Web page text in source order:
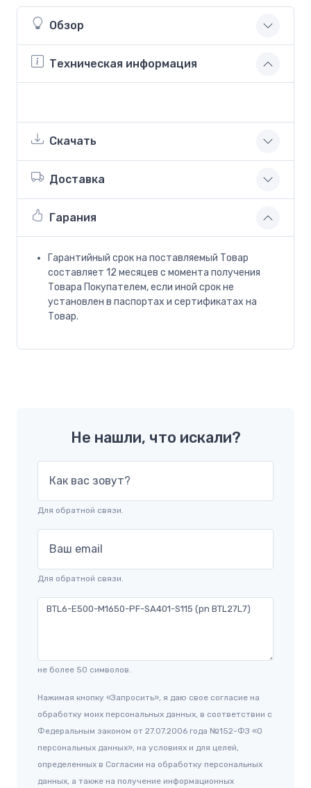
Обзор
Техническая информация
Скачать
Доставка
Гарания
Гарантийный срок на поставляемый Товар
составляет 12 месяцев с момента получения
Товара Покупателем, если иной срок не
установлен в паспортах и сертификатах на
Товар.
Не нашли, что искали?
Как вас зовут?
Для обратной связи.
Ваш email
Для обратной связи.
не более 50 символов.
Нажимая кнопку «Запросить», я даю свое согласие на
обработку моих персональных данных, в соответствии с
Федеральным законом от 27.07.2006 года №152-ФЗ «О
персональных данных», на условиях и для целей,
определенных в Согласии на обработку персональных
данных, а также на получение информационных